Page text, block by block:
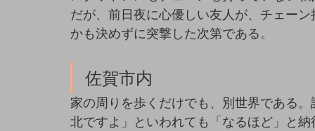
だが、前日夜に心優しい友人が、チェー
かも決めずに突撃した次第である。
佐賀市内
家の周りを歩くだけでも、別世界である
北ですよ」といわれても「なるほど」と